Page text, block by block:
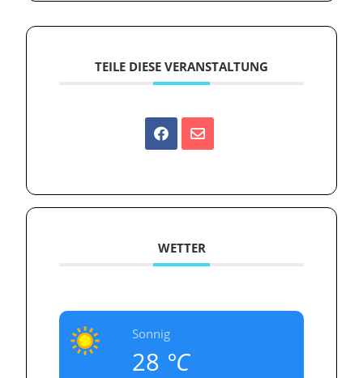
TEILE DIESE VERANSTALTUNG
WETTER
Sonnig
28 °C